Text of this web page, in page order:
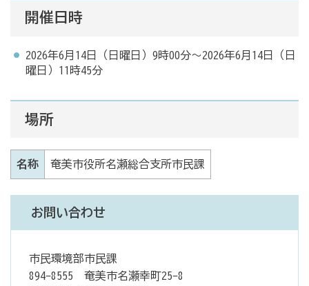
開催日時
2026年6月14日（日曜日）9時00分～2026年6月14日（日
曜日）11時45分
場所
名称 奄美市役所名瀬総合支所市民課
お問い合わせ
市民環境部市民課
894-8555 奄美市名瀬幸町25-8